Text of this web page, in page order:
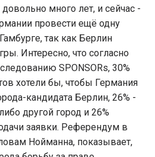
много лет, и сейчас -
провести ещё одну
так как Берлин
Интересно, что согласно
SPONSORs, 30%
хотели бы, чтобы Германия
кандидата Берлин, 26% -
другой город и 26%
заявки. Референдум в
Нойманна, показывает,